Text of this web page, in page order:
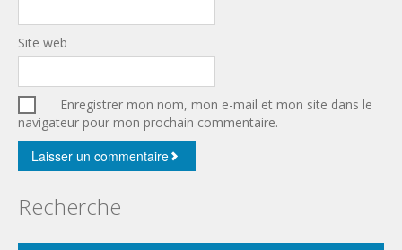
Site web
Enregistrer mon nom, mon e-mail et mon site dans le
navigateur pour mon prochain commentaire.
Recherche